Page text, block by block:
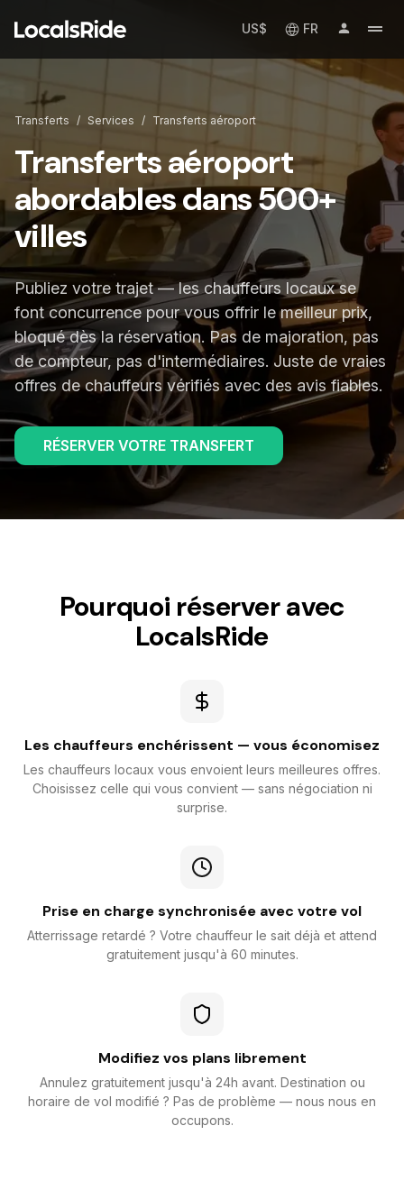
US$ FR
Transferts / Services / Transferts aéroport
Transferts aéroport
abordables dans 500+
villes
Publiez votre trajet — les chauffeurs locaux se
font concurrence pour vous offrir le meilleur prix,
bloqué dès la réservation. Pas de majoration, pas
de compteur, pas d'intermédiaires. Juste de vraies
offres de chauffeurs vérifiés avec des avis fiables.
RÉSERVER VOTRE TRANSFERT
Pourquoi réserver avec
LocalsRide
Les chauffeurs enchérissent — vous économisez
Les chauffeurs locaux vous envoient leurs meilleures offres.
Choisissez celle qui vous convient — sans négociation ni
surprise.
Prise en charge synchronisée avec votre vol
Atterrissage retardé ? Votre chauffeur le sait déjà et attend
gratuitement jusqu'à 60 minutes.
Modifiez vos plans librement
Annulez gratuitement jusqu'à 24h avant. Destination ou
horaire de vol modifié ? Pas de problème — nous nous en
occupons.